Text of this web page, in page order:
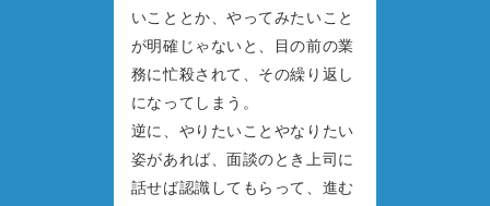
いこととか、やってみたいこと
が明確じゃないと、目の前の業
務に忙殺されて、その繰り返し
になってしまう。
逆に、やりたいことやなりたい
姿があれば、面談のとき上司に
話せば認識してもらって、進む